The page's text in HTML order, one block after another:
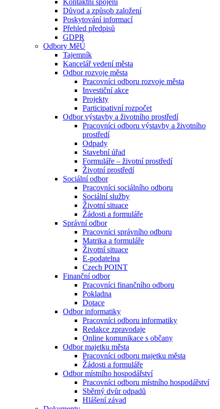
Kontaktní spojení
Důvod a způsob založení
Poskytování informací
Přehled předpisů
GDPR
Odbory MěÚ
Tajemník
Kancelář vedení města
Odbor rozvoje města
Pracovníci odboru rozvoje města
Investiční akce
Projekty
Participativní rozpočet
Odbor výstavby a životního prostředí
Pracovníci odboru výstavby a životního
prostředí
Odpady
Stavební úřad
Formuláře – životní prostředí
Životní prostředí
Sociální odbor
Pracovníci sociálního odboru
Sociální služby
Životní situace
Žádosti a formuláře
Správní odbor
Pracovníci správního odboru
Matrika a formuláře
Životní situace
E-podatelna
Czech POINT
Finanční odbor
Pracovníci finančního odboru
Pokladna
Dotace
Odbor informatiky
Pracovníci odboru informatiky
Redakce zpravodaje
Online komunikace s občany
Odbor majetku města
Pracovníci odboru majetku města
Žádosti a formuláře
Odbor místního hospodářství
Pracovníci odboru místního hospodářství
Sběrný dvůr odpadů
Hlášení závad